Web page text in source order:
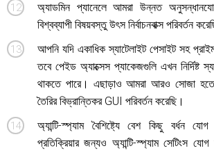
অ্যাডমিন প্যানেলে আমরা উন্নত
বিশ্বব্যাপী বিষয়বস্তু উৎস নির্বাচনবাক্স পরিবর্তন
আপনি যদি একাধিক স্যাটেলাইট পেসাইট সহ
তবে পেইড অ্যাক্সেস প্যাকেজগুলি এখন নির্দিষ্ট
থাকতে পারে। এছাড়াও আমরা আরও সোজা
তৈরির বিভ্রান্তিকর GUI পরিবর্তন করেছি।
অ্যান্টি-স্প্যাম বৈশিষ্ট্যে বেশ কিছু বর্ধন
প্রতিক্রিয়ার জন্যও অ্যান্টি-স্প্যাম সেটিংস